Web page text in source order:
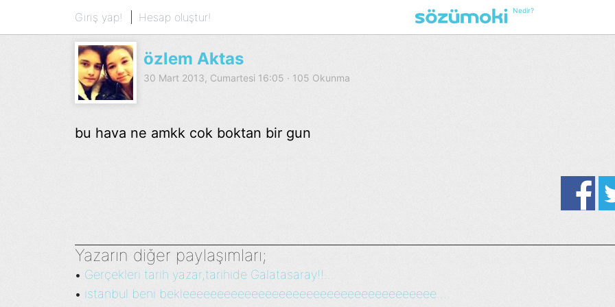
Giriş yap! Hesap oluştur! Nedir?
özlem Aktas
30 Mart 2013, Cumartesi 16:05 · 105 Okunma
bu hava ne amkk cok boktan bir gun
Yazarın diğer paylaşımları;
• Gerçekleri tarih yazar,tarihide Galatasaray!!...
• istanbul beni bekleeeeeeeeeeeeeeeeeeeeeeeeeeeeeeeeeeeee...